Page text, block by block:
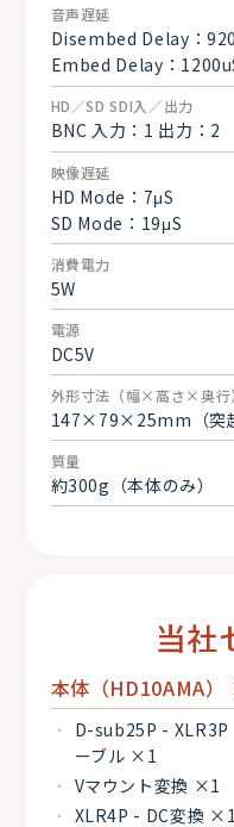
音声遅延
Disembed Delay：
Embed Delay：
HD／SD SDI入／出力
BNC 入力：1 出力：2
映像遅延
HD Mode：7μS
SD Mode：19μS
消費電力
5W
電源
DC5V
外形寸法（幅×高さ×奥行
147×79×25mm（突
質量
約300g（本体のみ）
当社
本体（HD10AMA
D-sub25P -
ーブル ×1
Vマウント変換 ×1
XLR4P - DC変換 ×1